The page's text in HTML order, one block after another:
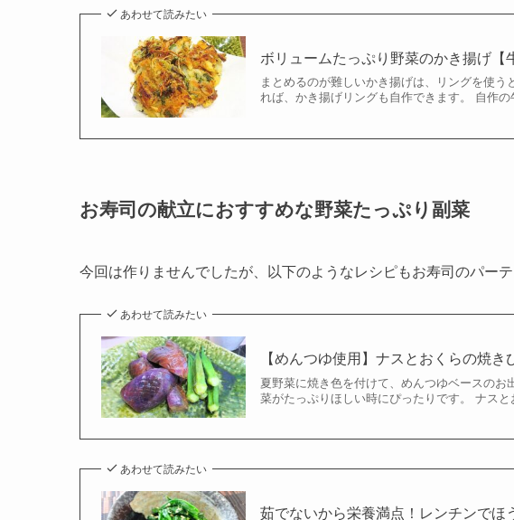
あわせて読みたい
ボリュームたっぷり野菜のかき揚げ【
まとめるのが難しいかき揚げは、リングを使
れば、かき揚げリングも自作できます。 自作
お寿司の献立におすすめな野菜たっぷり副菜
今回は作りませんでしたが、以下のようなレシピもお寿司のパー
あわせて読みたい
【めんつゆ使用】ナスとおくらの焼き
夏野菜に焼き色を付けて、めんつゆベースの
菜がたっぷりほしい時にぴったりです。 ナスと
あわせて読みたい
茹でないから栄養満点！レンチンでほ